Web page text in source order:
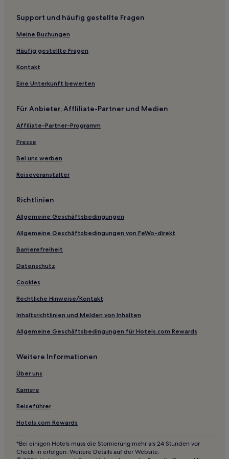
El Libertador Hotels
Victoria Hotels
Olivos: Hotels
Hotels nahe Pilar Golf
Villa de Mayo Hotels
Pilar Partido: Hotels
Malvinas Argentinas Hotels
Partido de Tigre Hotels
Hotels nahe San Miguel Station
San Andrés Hotels
Hotels nahe Villa Ocampo
Hotels nahe Museo de Arte Tigre
Del Viso Hotels
Hotels nahe Station Ingeniero Maschwitz
Villa Ballester Hotels
Hotels nahe Bahnhof Martínez
Partido Escobar: Hotels
San Miguel Hotels
San Isidro: Hotels
Pilar Hotels
Tigre Partido: Hotels
Aparthotels in Buenos Aires
3-Sterne-Hotels in San Miguel del Monte
3-Sterne-Hotels in Tigre
3-Sterne-Hotels in Monte Grande
Support und häufig gestellte Fragen
Meine Buchungen
Häufig gestellte Fragen
Kontakt
Eine Unterkunft bewerten
Für Anbieter, Affliliate-Partner und Medien
Affiliate-Partner-Programm
Presse
Bei uns werben
Reiseveranstalter
Richtlinien
Allgemeine Geschäftsbedingungen
Allgemeine Geschäftsbedingungen von FeWo-direkt
Barrierefreiheit
Datenschutz
Cookies
Rechtliche Hinweise/Kontakt
Inhaltsrichtlinien und Melden von Inhalten
Allgemeine Geschäftsbedingungen für Hotels.com Rewards
Weitere Informationen
Über uns
Karriere
Reiseführer
Hotels.com Rewards
*Bei einigen Hotels muss die Stornierung mehr als 24 Stunden vor
Check-in erfolgen. Weitere Details auf der Website.